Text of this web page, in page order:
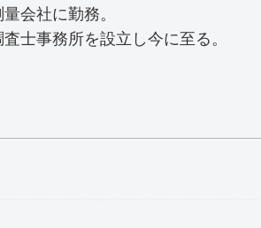
会社に勤務。
士事務所を設立し今に至る。